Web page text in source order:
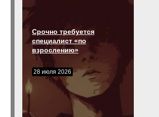
Срочно требуется
специалист «по
взрослению»
28 июля 2026